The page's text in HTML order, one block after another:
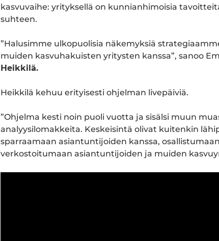
kasvuvaihe: yrityksellä on kunnianhimoisia
suhteen.
”Halusimme ulkopuolisia näkemyksiä
muiden kasvuhakuisten yritysten kanssa”, sanoo
Heikkilä.
Heikkilä kehuu erityisesti ohjelman livepäiviä.
”Ohjelma kesti noin puoli vuotta ja sisälsi muun
analyysilomakkeita. Keskeisintä olivat kuitenkin
sparraamaan asiantuntijoiden kanssa,
verkostoitumaan asiantuntijoiden ja muiden